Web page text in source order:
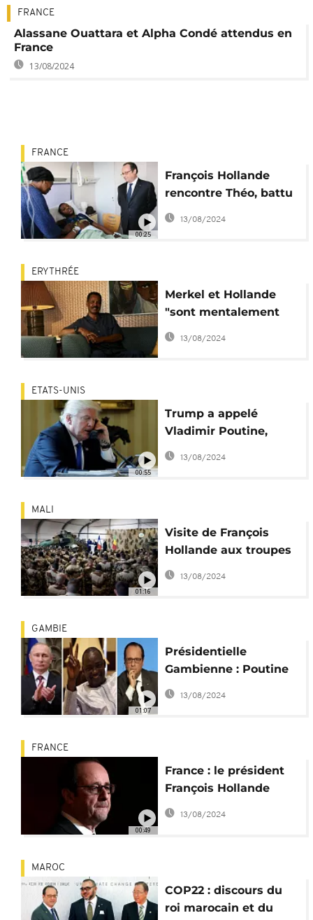
FRANCE
Alassane Ouattara et Alpha Condé attendus en
France
13/08/2024
00:25
FRANCE
François Hollande
rencontre Théo, battu
par des policiers à
Aulnay-sous-Bois
13/08/2024
ERYTHRÉE
Merkel et Hollande
"sont mentalement
dérangés" - Issaias
Afeworki (président
13/08/2024
00:55
ETATS-UNIS
Trump a appelé
Vladimir Poutine,
Angela Merkel et
François Hollande
13/08/2024
01:16
MALI
Visite de François
Hollande aux troupes
françaises et
maliennes à Gao
13/08/2024
01:07
GAMBIE
Présidentielle
Gambienne : Poutine
félicite Barrow,
13/08/2024
00:49
FRANCE
France : le président
François Hollande
renonce à briguer un
13/08/2024
MAROC
COP22 : discours du
roi marocain et du